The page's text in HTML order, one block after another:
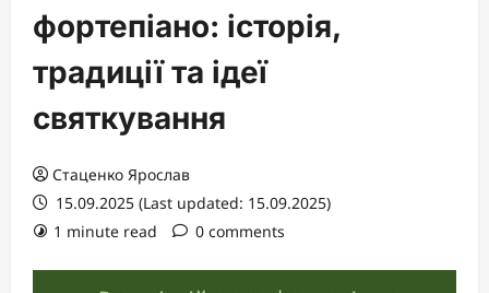
фортепіано: історія,
традиції та ідеї
святкування
Стаценко Ярослав
15.09.2025 (Last updated: 15.09.2025)
1 minute read
0 comments